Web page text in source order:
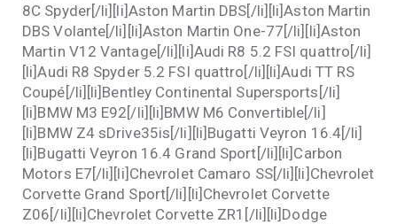
8C Spyder[/li][li]Aston Martin DBS[/li][li]Aston Martin
DBS Volante[/li][li]Aston Martin One-77[/li][li]Aston
Martin V12 Vantage[/li][li]Audi R8 5.2 FSI quattro[/li]
[li]Audi R8 Spyder 5.2 FSI quattro[/li][li]Audi TT RS
Coupé[/li][li]Bentley Continental Supersports[/li]
[li]BMW M3 E92[/li][li]BMW M6 Convertible[/li]
[li]BMW Z4 sDrive35is[/li][li]Bugatti Veyron 16.4[/li]
[li]Bugatti Veyron 16.4 Grand Sport[/li][li]Carbon
Motors E7[/li][li]Chevrolet Camaro SS[/li][li]Chevrolet
Corvette Grand Sport[/li][li]Chevrolet Corvette
Z06[/li][li]Chevrolet Corvette ZR1[/li][li]Dodge